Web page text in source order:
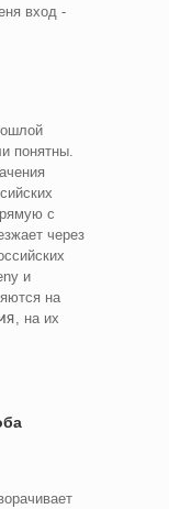
вход -
понятны.
с
через
и
на
, на их